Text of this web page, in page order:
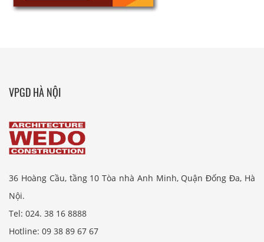
VPGD HÀ NỘI
36 Hoàng Cầu, tầng 10 Tòa nhà Anh Minh, Quận Đống Đa, Hà
Nội.
Tel: 024. 38 16 8888
Hotline: 09 38 89 67 67